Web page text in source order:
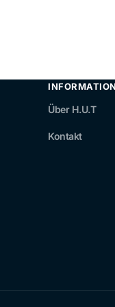
INFORMATION
Über H.U.T
Kontakt